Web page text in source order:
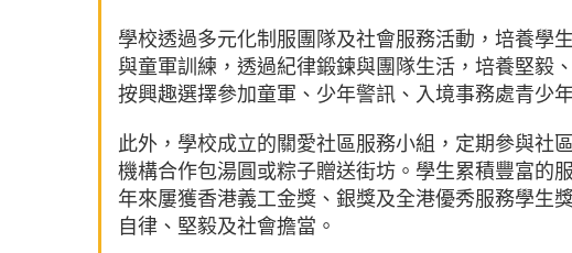
學校透過多元化制服團隊及社會服務活動，培養學
與童軍訓練，透過紀律鍛鍊與團隊生活，培養堅毅
按興趣選擇參加童軍、少年警訊、入境事務處青少
此外，學校成立的關愛社區服務小組，定期參與社
機構合作包湯圓或粽子贈送街坊。學生累積豐富的
年來屢獲香港義工金獎、銀獎及全港優秀服務學生
自律、堅毅及社會擔當。